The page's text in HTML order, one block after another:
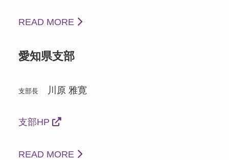
READ MORE
愛知県支部
支部長川原 雅寛
支部HP
READ MORE